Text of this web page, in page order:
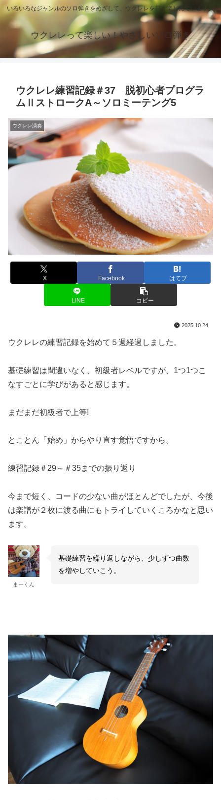
いろいろなジャンルのソロ弾きをめざして、ウクレレを日々楽しんでいます。
ウクレレって楽しい！やさしいソロ弾き
ウクレレ練習記録＃37 脱初心者プログラ
ムⅡストロークA～ソロミーテング5
ウクレレ演奏
X Facebook はてブ
LINE コピー
2025.10.24
ウクレレの練習記録を始めて５週経過しました。
基礎練習は間違いなく、初級者レベルですが、1つ1つこ
なすごとに学びがあると感じます。
まだまだ初級者で上等!
とことん「始め」からやり直す覚悟ですから。
練習記録＃29～＃35までの振り返り
今まで短く、コードの少ない曲がほとんどでしたが、今後
は楽譜が２枚に渡る曲にもトライしていくころかなと思い
ます。
まーくん
基礎練習を繰り返しながら、少しずつ曲数
を増やしていこう。